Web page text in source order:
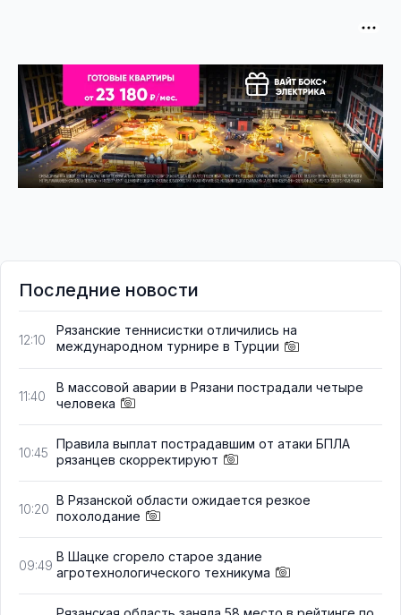
Последние новости
12:10
Рязанские теннисистки отличились на
международном турнире в Турции
11:40
В массовой аварии в Рязани пострадали четыре
человека
10:45
Правила выплат пострадавшим от атаки БПЛА
рязанцев скорректируют
10:20
В Рязанской области ожидается резкое
похолодание
09:49
В Шацке сгорело старое здание
агротехнологического техникума